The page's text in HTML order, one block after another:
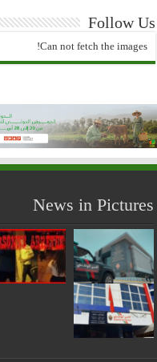
Follow Us
Can not fetch the images!
News in Pictures